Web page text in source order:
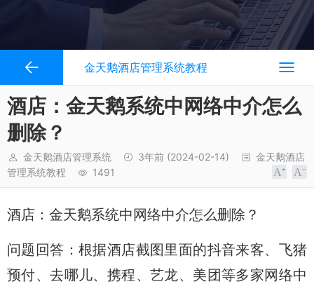
金天鹅酒店管理系统教程
酒店：金天鹅系统中网络中介怎么
删除？
金天鹅酒店管理系统 3年前 (2024-02-14)
金天鹅酒店
管理系统教程
1491
酒店：金天鹅系统中网络中介怎么删除？
问题回答：根据酒店截图里面的抖音来客、飞猪
预付、去哪儿、携程、艺龙、美团等多家网络中